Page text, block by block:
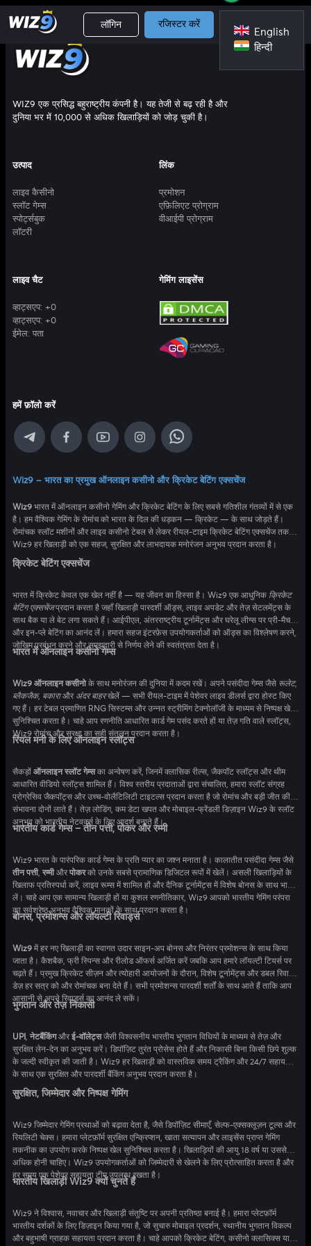
लॉगिन रजिस्टर करें
English
हिन्दी
Wiz9 – भारत का प्रमुख ऑनलाइन कसीनो और क्रिकेट बेटिंग एक्सचेंज
Wiz9 भारत में ऑनलाइन कसीनो गेमिंग और क्रिकेट बेटिंग के लिए सबसे गतिशील गंतव्यों में से एक
है। हम वैश्विक गेमिंग के रोमांच को भारत के दिल की धड़कन — क्रिकेट — के साथ जोड़ते हैं।
रोमांचक स्लॉट मशीनों और लाइव कसीनो टेबल से लेकर रीयल-टाइम क्रिकेट बेटिंग एक्सचेंज तक,
Wiz9 हर खिलाड़ी को एक सहज, सुरक्षित और लाभदायक मनोरंजन अनुभव प्रदान करता है।
क्रिकेट बेटिंग एक्सचेंज
भारत में क्रिकेट केवल एक खेल नहीं है — यह जीवन का हिस्सा है। Wiz9 एक आधुनिक क्रिकेट
बेटिंग एक्सचेंजप्रदान करता है जहाँ खिलाड़ी पारदर्शी ऑड्स, लाइव अपडेट और तेज़ सेटलमेंट्स के
साथ बैक या ले बेट लगा सकते हैं। आईपीएल, अंतरराष्ट्रीय टूर्नामेंट्स और घरेलू लीग्स पर प्री-मैच
और इन-प्ले बेटिंग का आनंद लें। हमारा सहज इंटरफ़ेस उपयोगकर्ताओं को ऑड्स का विश्लेषण करने,
जोखिम प्रबंधन करने और समझदारी से निर्णय लेने की स्वतंत्रता देता है।
भारत में ऑनलाइन कसीनो गेम्स
Wiz9 ऑनलाइन कसीनोके साथ मनोरंजन की दुनिया में कदम रखें। अपने पसंदीदा गेम्स जैसे रूलेट,
ब्लैकजैक, बकाराऔर अंदर बाहरखेलें — सभी रीयल-टाइम में पेशेवर लाइव डीलर्स द्वारा होस्ट किए
गए हैं। हर टेबल प्रमाणित RNG सिस्टम्स और उन्नत स्ट्रीमिंग टेक्नोलॉजी के माध्यम से निष्पक्ष खेल
सुनिश्चित करता है। चाहे आप रणनीति आधारित कार्ड गेम पसंद करते हों या तेज़ गति वाले स्लॉट्स,
Wiz9 रोमांच और सुरक्षा का सही संतुलन प्रदान करता है।
रियल मनी के लिए ऑनलाइन स्लॉट्स
सैकड़ों ऑनलाइन स्लॉट गेम्सका अन्वेषण करें, जिनमें क्लासिक रील्स, जैकपॉट स्लॉट्स और थीम
आधारित वीडियो स्लॉट्स शामिल हैं। विश्व स्तरीय प्रदाताओं द्वारा संचालित, हमारा स्लॉट संग्रह
प्रोग्रेसिव जैकपॉट्स और उच्च-वोलैटिलिटी टाइटल्स प्रदान करता है जो रोमांच और बड़ी जीत की
संभावना दोनों लाते हैं। तेज़ लोडिंग, कम डेटा खपत और मोबाइल-फ्रेंडली डिज़ाइन Wiz9 के स्लॉट
अनुभव को भारतीय नेटवर्क्स के लिए आदर्श बनाते हैं।
भारतीय कार्ड गेम्स – तीन पत्ती, पोकर और रम्मी
Wiz9 भारत के पारंपरिक कार्ड गेम्स के प्रति प्यार का जश्न मनाता है। कालातीत पसंदीदा गेम्स जैसे
तीन पत्ती, रम्मीऔरपोकरको उनके सबसे प्रामाणिक डिजिटल रूपों में खेलें। असली खिलाड़ियों के
खिलाफ प्रतिस्पर्धा करें, लाइव रूम्स में शामिल हों और दैनिक टूर्नामेंट्स में विशेष बोनस के साथ भाग
लें। चाहे आप एक सामान्य खिलाड़ी हों या कुशल रणनीतिकार, Wiz9 आपको भारतीय गेमिंग परंपरा
का सर्वश्रेष्ठ अनुभव वैश्विक मानकों के साथ प्रदान करता है।
बोनस, प्रमोशन्स और लॉयल्टी रिवार्ड्स
Wiz9 में हर नए खिलाड़ी का स्वागत उदार साइन-अप बोनस और निरंतर प्रमोशन्स के साथ किया
जाता है। कैशबैक, फ्री स्पिन्स और रीलोड ऑफर्स अर्जित करें जबकि आप हमारे लॉयल्टी टियर्स पर
चढ़ते हैं। प्रमुख क्रिकेट सीज़न और त्योहारी आयोजनों के दौरान, विशेष टूर्नामेंट्स और डबल रिवार्ड
डेज़ हर सत्र को और रोमांचक बना देते हैं। सभी प्रमोशन्स पारदर्शी शर्तों के साथ आते हैं ताकि आप
आसानी से अपने रिवार्ड्स का आनंद ले सकें।
भुगतान और तेज़ निकासी
UPI, नेटबैंकिंगऔरई-वॉलेट्सजैसी विश्वसनीय भारतीय भुगतान विधियों के माध्यम से तेज़ और
सुरक्षित लेन-देन का अनुभव करें। डिपॉज़िट तुरंत प्रोसेस होते हैं और निकासी बिना किसी छिपे शुल्क
के जल्दी स्वीकृत की जाती है। Wiz9 हर खिलाड़ी को वास्तविक समय ट्रैकिंग और 24/7 सहायता
के साथ एक सुरक्षित और पारदर्शी बैंकिंग अनुभव प्रदान करता है।
सुरक्षित, जिम्मेदार और निष्पक्ष गेमिंग
Wiz9 जिम्मेदार गेमिंग प्रथाओं को बढ़ावा देता है, जैसे डिपॉज़िट सीमाएँ, सेल्फ-एक्सक्लूज़न टूल्स और
रियलिटी चेक्स। हमारा प्लेटफ़ॉर्म सुरक्षित एन्क्रिप्शन, खाता सत्यापन और लाइसेंस प्राप्त गेमिंग
तकनीक का उपयोग करके निष्पक्ष खेल सुनिश्चित करता है। खिलाड़ियों की आयु 18 वर्ष या उससे
अधिक होनी चाहिए। Wiz9 उपयोगकर्ताओं को जिम्मेदारी से खेलने के लिए प्रोत्साहित करता है और
हर समय एक पेशेवर सहायता टीम उपलब्ध रखता है।
भारतीय खिलाड़ी Wiz9 क्यों चुनते हैं
Wiz9 ने विश्वास, नवाचार और खिलाड़ी संतुष्टि पर अपनी प्रतिष्ठा बनाई है। हमारा प्लेटफ़ॉर्म
भारतीय दर्शकों के लिए डिज़ाइन किया गया है, जो सुचारु मोबाइल प्रदर्शन, स्थानीय भुगतान विकल्प
और बहुभाषी ग्राहक सहायता प्रदान करता है। चाहे आपको क्रिकेट बेटिंग, कसीनो क्लासिक्स या
हमें फ़ॉलो करें
WIZ9 एक प्रसिद्ध बहुराष्ट्रीय कंपनी है। यह तेजी से बढ़ रही है और
दुनिया भर में 10,000 से अधिक खिलाड़ियों को जोड़ चुकी है।
उत्पाद
लाइव कैसीनो
स्लॉट गेम्स
स्पोर्ट्सबुक
लॉटरी
लिंक
प्रमोशन
एफ़िलिएट प्रोग्राम
वीआईपी प्रोग्राम
लाइव चैट
व्हाट्सएप: +0
व्हाट्सएप: +0
ईमेल: पता
गेमिंग लाइसेंस